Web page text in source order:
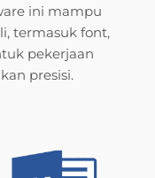
ini mampu
termasuk font,
pekerjaan
presisi.